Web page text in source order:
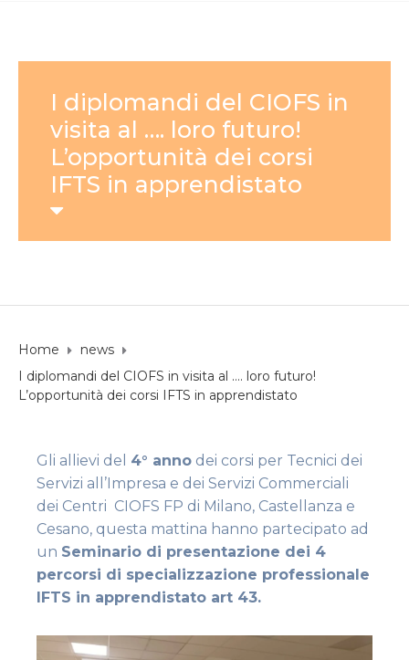
I diplomandi del CIOFS in
visita al …. loro futuro!
L’opportunità dei corsi
IFTS in apprendistato
Home
news
I diplomandi del CIOFS in visita al …. loro futuro!
L’opportunità dei corsi IFTS in apprendistato
Gli allievi del 4° anno dei corsi per Tecnici dei
Servizi all’Impresa e dei Servizi Commerciali
dei Centri CIOFS FP di Milano, Castellanza e
Cesano, questa mattina hanno partecipato ad
un Seminario di presentazione dei 4
percorsi di specializzazione professionale
IFTS in apprendistato art 43.